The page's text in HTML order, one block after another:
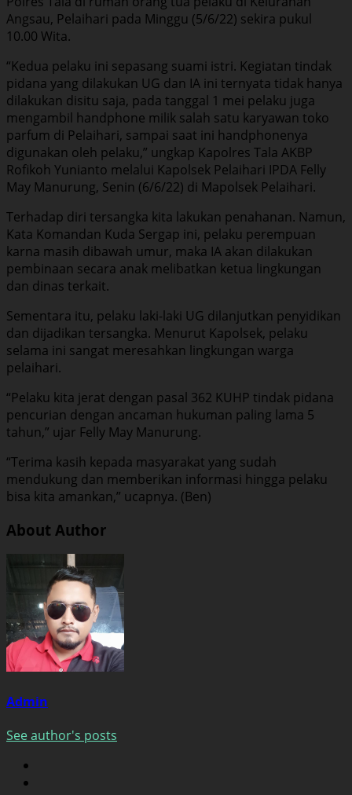
Angsau, Pelaihari pada Minggu (5/6/22) sekira pukul
10.00 Wita.
“Kedua pelaku ini sepasang suami istri. Kegiatan tindak
pidana yang dilakukan UG dan IA ini ternyata tidak hanya
dilakukan disitu saja, pada tanggal 1 mei pelaku juga
mengambil handphone milik salah satu karyawan toko
parfum di Pelaihari, sampai saat ini handphonenya
digunakan oleh pelaku,” ungkap Kapolres Tala AKBP
Rofikoh Yunianto melalui Kapolsek Pelaihari IPDA Felly
May Manurung, Senin (6/6/22) di Mapolsek Pelaihari.
Terhadap diri tersangka kita lakukan penahanan. Namun,
Kata Komandan Kuda Sergap ini, pelaku perempuan
karna masih dibawah umur, maka IA akan dilakukan
pembinaan secara anak melibatkan ketua lingkungan
dan dinas terkait.
Sementara itu, pelaku laki-laki UG dilanjutkan penyidikan
dan dijadikan tersangka. Menurut Kapolsek, pelaku
selama ini sangat meresahkan lingkungan warga
pelaihari.
“Pelaku kita jerat dengan pasal 362 KUHP tindak pidana
pencurian dengan ancaman hukuman paling lama 5
tahun,” ujar Felly May Manurung.
“Terima kasih kepada masyarakat yang sudah
mendukung dan memberikan informasi hingga pelaku
bisa kita amankan,” ucapnya. (Ben)
About Author
Admin
See author's posts